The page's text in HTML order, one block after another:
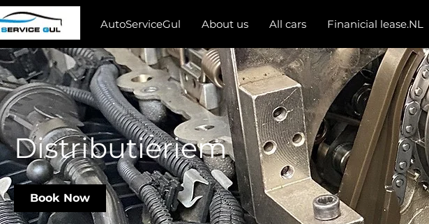
AutoServiceGul About us All cars Finanicial lease.NL
Distributieriem
Book Now